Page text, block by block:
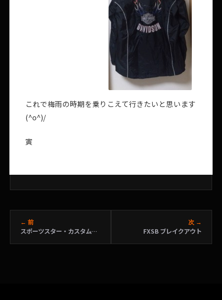
これで梅雨の時期を乗りこえて行きたいと思います
(^o^)/
寅
← 前
スポーツスター・カスタムブック
次 →
FXSB ブレイクアウト